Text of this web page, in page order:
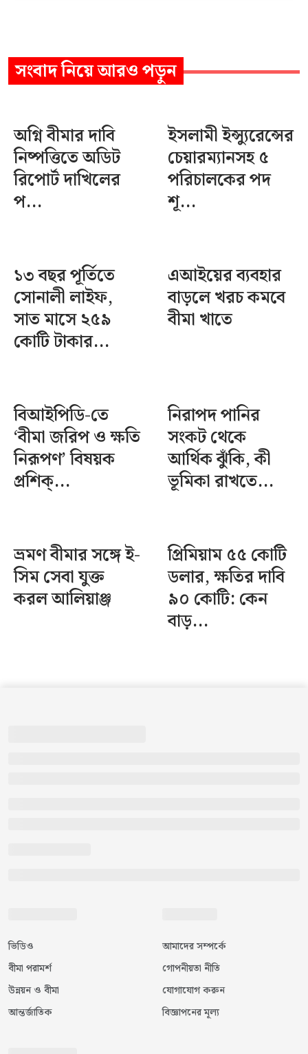
সংবাদনিয়ে আরও পড়ুন
অগ্নি বীমার দাবি
নিষ্পত্তিতে অডিট
রিপোর্ট দাখিলের
প...
ইসলামী ইন্স্যুরেন্সের
চেয়ারম্যানসহ ৫
পরিচালকের পদ
শূ...
১৩ বছর পূর্তিতে
সোনালী লাইফ,
সাত মাসে ২৫৯
কোটি টাকার...
এআইয়ের ব্যবহার
বাড়লে খরচ কমবে
বীমা খাতে
বিআইপিডি-তে
‘বীমা জরিপ ও ক্ষতি
নিরূপণ’ বিষয়ক
প্রশিক্...
নিরাপদ পানির
সংকট থেকে
আর্থিক ঝুঁকি, কী
ভূমিকা রাখতে...
ভ্রমণ বীমার সঙ্গে ই-
সিম সেবা যুক্ত
করল আলিয়াঞ্জ
প্রিমিয়াম ৫৫ কোটি
ডলার, ক্ষতির দাবি
৯০ কোটি: কেন
বাড়...
ভিডিও
বীমা পরামর্শ
উন্নয়ন ও বীমা
আন্তর্জাতিক
আমাদের সম্পর্কে
গোপনীয়তা নীতি
যোগাযোগ করুন
বিজ্ঞাপনের মূল্য